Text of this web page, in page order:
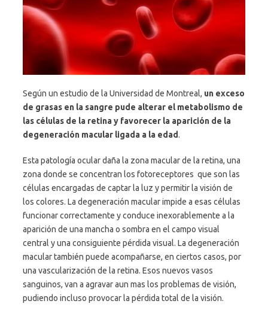
Según un estudio de la Universidad de Montreal, un exceso
de grasas en la sangre pude alterar el metabolismo de
las células de la retina y favorecer la aparición de la
degeneración macular ligada a la edad.
Esta patología ocular daña la zona macular de la retina, una
zona donde se concentran los fotoreceptores que son las
células encargadas de captar la luz y permitir la visión de
los colores. La degeneración macular impide a esas células
funcionar correctamente y conduce inexorablemente a la
aparición de una mancha o sombra en el campo visual
central y una consiguiente pérdida visual. La degeneración
macular también puede acompañarse, en ciertos casos, por
una vascularización de la retina. Esos nuevos vasos
sanguinos, van a agravar aun mas los problemas de visión,
pudiendo incluso provocar la pérdida total de la visión.